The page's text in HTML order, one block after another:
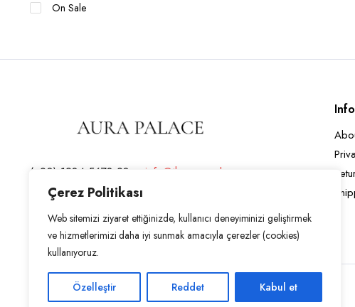
Çerez Politikası
Web sitemizi ziyaret ettiğinizde, kullanıcı deneyiminizi geliştirmek
ve hizmetlerimizi daha iyi sunmak amacıyla çerezler (cookies)
kullanıyoruz.
Özelleştir Reddet Kabul et
On Sale
(+90) 1234 5678 90 –info@theaurapalace.com
Adres : Gazimağusa, KKTC
Copyright 2026 © AURA PALACE